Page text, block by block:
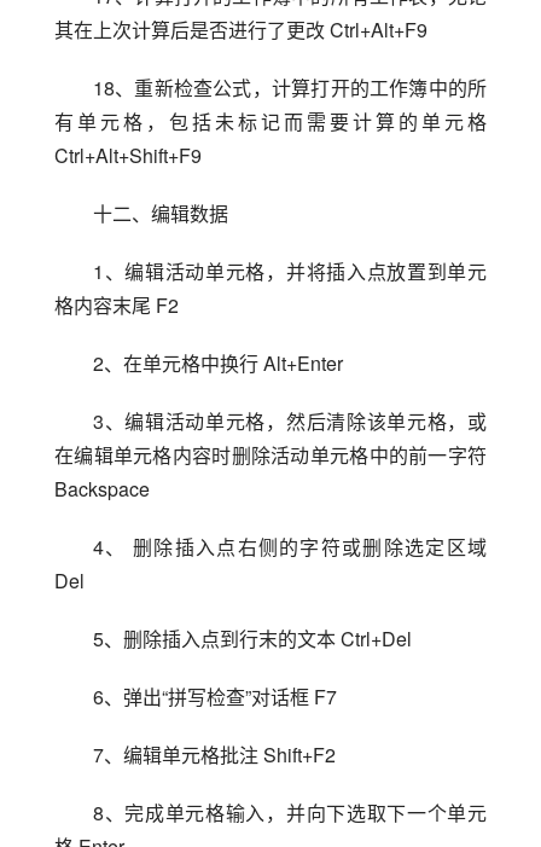
其在上次计算后是否进行了更改 Ctrl+Alt+F9
18、重新检查公式，计算打开的工作簿中的所
有单元格，包括未标记而需要计算的单元格
Ctrl+Alt+Shift+F9
十二、编辑数据
1、编辑活动单元格，并将插入点放置到单元
格内容末尾 F2
2、在单元格中换行 Alt+Enter
3、编辑活动单元格，然后清除该单元格，或
在编辑单元格内容时删除活动单元格中的前一字符
Backspace
4、 删除插入点右侧的字符或删除选定区域
Del
5、删除插入点到行末的文本 Ctrl+Del
6、弹出“拼写检查”对话框 F7
7、编辑单元格批注 Shift+F2
8、完成单元格输入，并向下选取下一个单元